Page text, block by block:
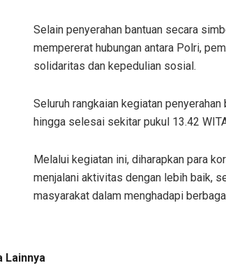
Selain penyerahan bantuan secara
mempererat hubungan antara Polri,
solidaritas dan kepedulian sosial.
Seluruh rangkaian kegiatan
hingga selesai sekitar pukul 13.42
Melalui kegiatan ini, diharapkan para
menjalani aktivitas dengan lebih baik,
masyarakat dalam menghadapi
Lainnya